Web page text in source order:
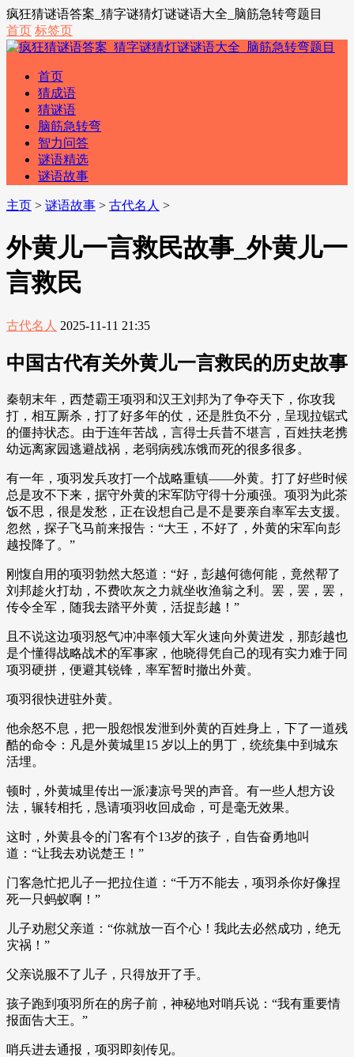
疯狂猜谜语答案_猜字谜猜灯谜谜语大全_脑筋急转弯题目
首页 标签页
首页
猜成语
猜谜语
脑筋急转弯
智力问答
谜语精选
谜语故事
主页 > 谜语故事 > 古代名人 >
外黄儿一言救民故事_外黄儿一
言救民
古代名人 2025-11-11 21:35
中国古代有关外黄儿一言救民的历史故事
秦朝末年，西楚霸王项羽和汉王刘邦为了争夺天下，你攻我
打，相互厮杀，打了好多年的仗，还是胜负不分，呈现拉锯式
的僵持状态。由于连年苦战，言得士兵昔不堪言，百姓扶老携
幼远离家园逃避战祸，老弱病残冻饿而死的很多很多。
有一年，项羽发兵攻打一个战略重镇——外黄。打了好些时候
总是攻不下来，据守外黄的宋军防守得十分顽强。项羽为此茶
饭不思，很是发愁，正在设想自己是不是要亲自率军去支援。
忽然，探子飞马前来报告：“大王，不好了，外黄的宋军向彭
越投降了。”
刚愎自用的项羽勃然大怒道：“好，彭越何德何能，竟然帮了
刘邦趁火打劫，不费吹灰之力就坐收渔翁之利。罢，罢，罢，
传令全军，随我去踏平外黄，活捉彭越！”
且不说这边项羽怒气冲冲率领大军火速向外黄进发，那彭越也
是个懂得战略战术的军事家，他晓得凭自己的现有实力难于同
项羽硬拼，便避其锐锋，率军暂时撤出外黄。
项羽很快进驻外黄。
他余怒不息，把一股怨恨发泄到外黄的百姓身上，下了一道残
酷的命令：凡是外黄城里15 岁以上的男丁，统统集中到城东
活埋。
顿时，外黄城里传出一派凄凉号哭的声音。有一些人想方设
法，辗转相托，恳请项羽收回成命，可是毫无效果。
这时，外黄县令的门客有个13岁的孩子，自告奋勇地叫
道：“让我去劝说楚王！”
门客急忙把儿子一把拉住道：“千万不能去，项羽杀你好像捏
死一只蚂蚁啊！”
儿子劝慰父亲道：“你就放一百个心！我此去必然成功，绝无
灾祸！”
父亲说服不了儿子，只得放开了手。
孩子跑到项羽所在的房子前，神秘地对哨兵说：“我有重要情
报面告大王。”
哨兵进去通报，项羽即刻传见。